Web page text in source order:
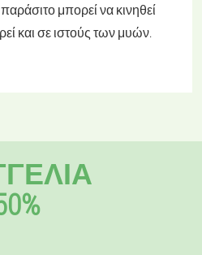
μπορεί να κινηθεί
και σε ιστούς των μυών.